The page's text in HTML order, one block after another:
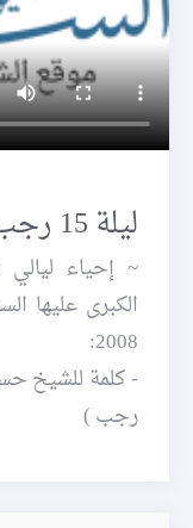
ليلة 15 رجب 1429 هجرية
~ إحياء
2008:
- كلمة للشيخ
رجب )